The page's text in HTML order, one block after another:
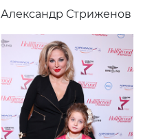
Александр Стриженов